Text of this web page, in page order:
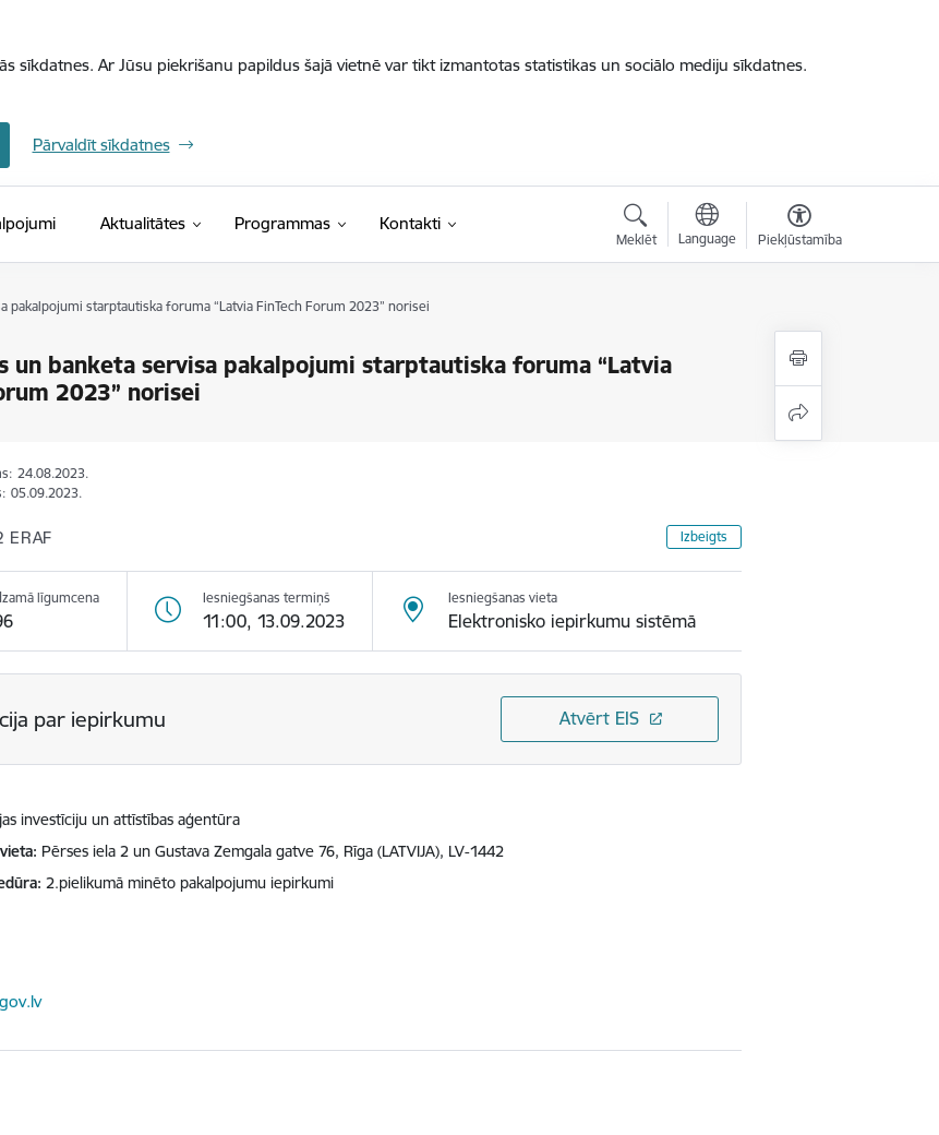
sīkdatnes. Ar Jūsu piekrišanu papildus šajā vietnē var tikt izmantotas statistikas un sociālo mediju sīkdatnes.
Pārvaldīt sīkdatnes
Aktualitātes Programmas Kontakti
Meklēt Language Piekļūstamība
pakalpojumi starptautiska foruma “Latvia FinTech Forum 2023” norisei
un banketa servisa pakalpojumi starptautiska foruma “Latvia
2023” norisei
24.08.2023.
05.09.2023.
Izbeigts
līgumcena Iesniegšanas termiņš
11:00, 13.09.2023
Iesniegšanas vieta
Elektronisko iepirkumu sistēmā
par iepirkumu Atvērt EIS
investīciju un attīstības aģentūra
Pērses iela 2 un Gustava Zemgala gatve 76, Rīga (LATVIJA), LV-1442
2.pielikumā minēto pakalpojumu iepirkumi